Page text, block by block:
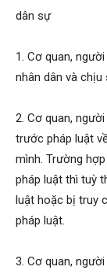
dân sự
1. Cơ quan,
nhân dân và chịu
2. Cơ quan,
trước pháp luật
mình. Trường
pháp luật thì tuỳ
luật hoặc bị truy
pháp luật.
3. Cơ quan,